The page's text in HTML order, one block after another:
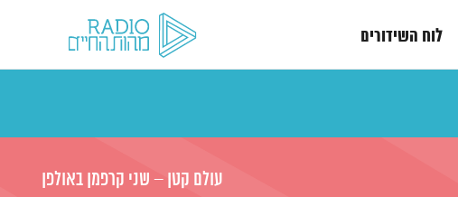
לוח השידורים
עולם קטן – שני קרפמן באולפן